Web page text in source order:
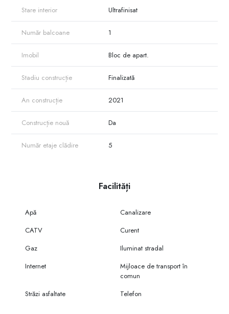
Stare interior Ultrafinisat
Număr balcoane 1
Imobil Bloc de apart.
Stadiu construcție Finalizată
An construcție 2021
Construcție nouă Da
Număr etaje clădire 5
Facilități
Apă
Canalizare
CATV
Curent
Gaz
Iluminat stradal
Internet
Mijloace de transport în
comun
Străzi asfaltate
Telefon